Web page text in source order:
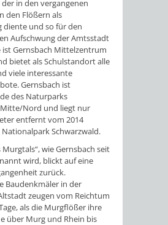
in den vergangenen
den Flößern als
diente und so für den
Aufschwung der Amtsstadt
ist Gernsbach Mittelzentrum
bietet als Schulstandort alle
viele interessante
Gernsbach ist
des Naturparks
Nord und liegt nur
entfernt vom 2014
Schwarzwald.
Murgtals“, wie Gernsbach seit
wird, blickt auf eine
zurück.
Baudenkmäler in der
zeugen vom Reichtum
als die Murgflößer ihre
über Murg und Rhein bis